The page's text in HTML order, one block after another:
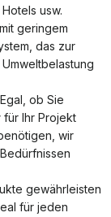
usw.
geringem
das zur
ob Sie
für Ihr Projekt
wir
gewährleisten
für jeden